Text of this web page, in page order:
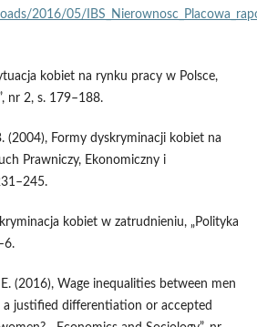
2016/05/
kobiet na rynku pracy w Polsce,
nr 2, s. 179–188.
(2004), Formy dyskryminacji kobiet na
Prawniczy, Ekonomiczny i
kobiet w zatrudnieniu, „Polityka
(2016), Wage inequalities between men
justified differentiation or accepted